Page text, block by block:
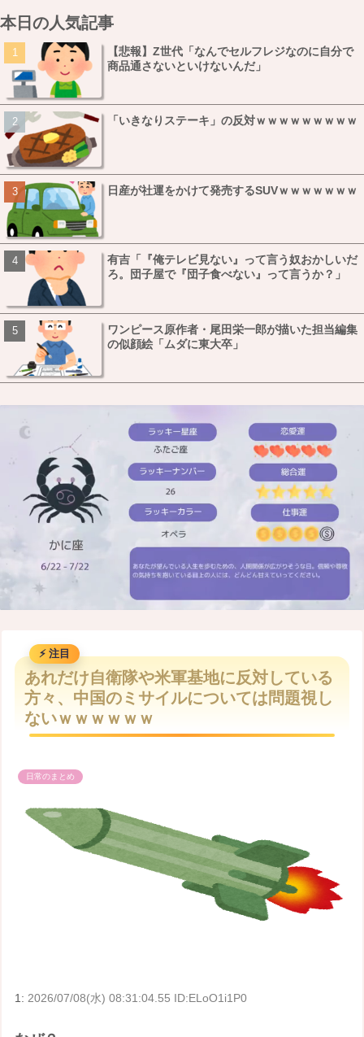
本日の人気記事
【悲報】Z世代「なんでセルフレジなのに自分で
商品通さないといけないんだ」
「いきなりステーキ」の反対ｗｗｗｗｗｗｗｗｗ
日産が社運をかけて発売するSUVｗｗｗｗｗｗｗ
有吉「『俺テレビ見ない』って言う奴おかしいだ
ろ。団子屋で『団子食べない』って言うか？」
ワンピース原作者・尾田栄一郎が描いた担当編集
の似顔絵「ムダに東大卒」
M
u
t
e
あれだけ自衛隊や米軍基地に反対している
方々、中国のミサイルについては問題視し
ないｗｗｗｗｗｗ
日常のまとめ
1: 2026/07/08(水) 08:31:04.55 ID:ELoO1i1P0